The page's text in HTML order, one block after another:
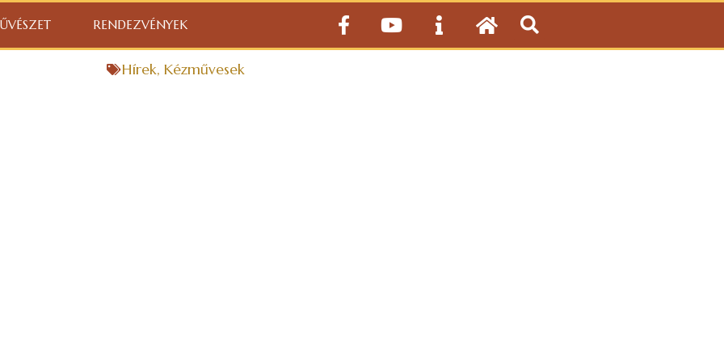
RENDEZVÉNYEK
Hírek, Kézművesek